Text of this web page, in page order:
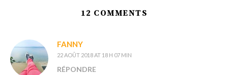
12 COMMENTS
FANNY
22 AOÛT 2018 AT 18 H 07 MIN
RÉPONDRE